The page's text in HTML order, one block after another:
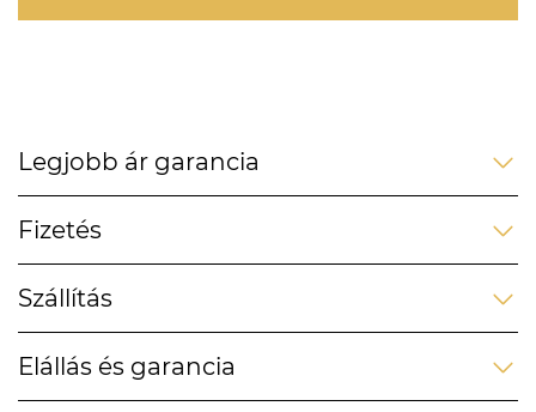
Legjobb ár garancia
Fizetés
Szállítás
Elállás és garancia